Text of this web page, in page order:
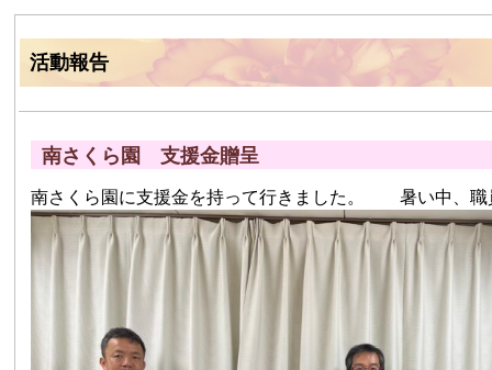
活動報告
南さくら園 支援金贈呈
南さくら園に支援金を持って行きました。 暑い中、職